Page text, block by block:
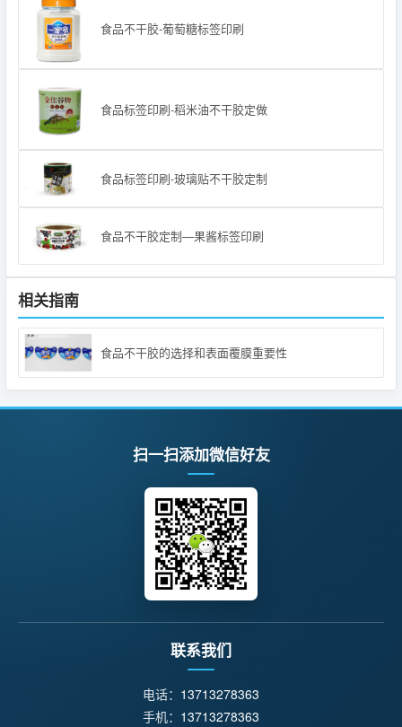
食品不干胶-葡萄糖标签印刷
食品标签印刷-稻米油不干胶定做
食品标签印刷-玻璃贴不干胶定制
食品不干胶定制—果酱标签印刷
相关指南
食品不干胶的选择和表面覆膜重要性
扫一扫添加微信好友
联系我们
电话： 13713278363
手机： 13713278363